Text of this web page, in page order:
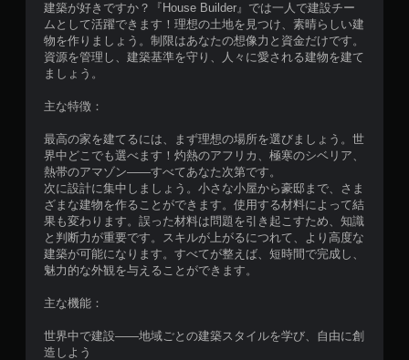
建築が好きですか？『House Builder』では一人で建設チー
ムとして活躍できます！理想の土地を見つけ、素晴らしい建
物を作りましょう。制限はあなたの想像力と資金だけです。
資源を管理し、建築基準を守り、人々に愛される建物を建て
ましょう。
主な特徴：
最高の家を建てるには、まず理想の場所を選びましょう。世
界中どこでも選べます！灼熱のアフリカ、極寒のシベリア、
熱帯のアマゾン——すべてあなた次第です。
次に設計に集中しましょう。小さな小屋から豪邸まで、さま
ざまな建物を作ることができます。使用する材料によって結
果も変わります。誤った材料は問題を引き起こすため、知識
と判断力が重要です。スキルが上がるにつれて、より高度な
建築が可能になります。すべてが整えば、短時間で完成し、
魅力的な外観を与えることができます。
主な機能：
世界中で建設——地域ごとの建築スタイルを学び、自由に創
造しよう